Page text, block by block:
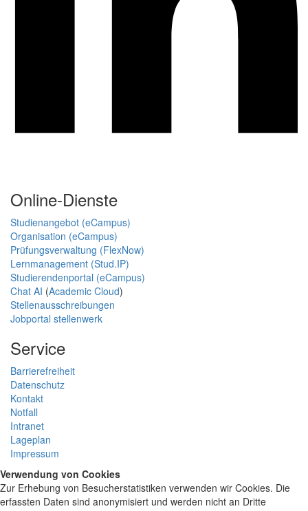
Online-Dienste
Studienangebot (eCampus)
Organisation (eCampus)
Prüfungsverwaltung (FlexNow)
Lernmanagement (Stud.IP)
Studierendenportal (eCampus)
Chat AI (Academic Cloud)
Stellenausschreibungen
Jobportal stellenwerk
Service
Barrierefreiheit
Datenschutz
Kontakt
Notfall
Intranet
Lageplan
Impressum
Verwendung von Cookies
Zur Erhebung von Besucherstatistiken verwenden wir Cookies. Die
erfassten Daten sind anonymisiert und werden nicht an Dritte